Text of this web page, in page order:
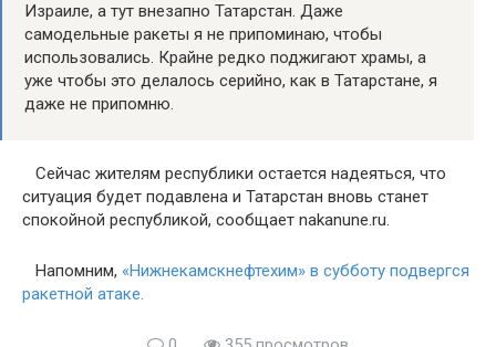
Израиле, а тут внезапно Татарстан. Даже
самодельные ракеты я не припоминаю, чтобы
использовались. Крайне редко поджигают храмы, а
уже чтобы это делалось серийно, как в Татарстане, я
даже не припомню.
Сейчас жителям республики остается надеяться, что
ситуация будет подавлена и Татарстан вновь станет
спокойной республикой, сообщает nakanune.ru.
Напомним, «Нижнекамскнефтехим» в субботу подвергся
ракетной атаке.